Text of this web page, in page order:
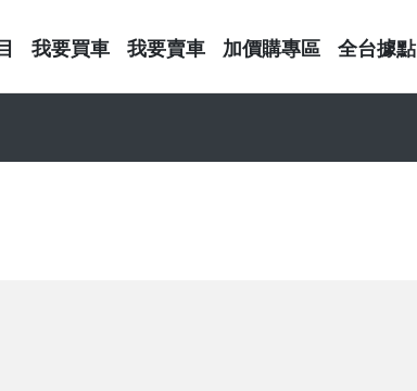
我要買車 我要賣車 加價購專區 全台據點